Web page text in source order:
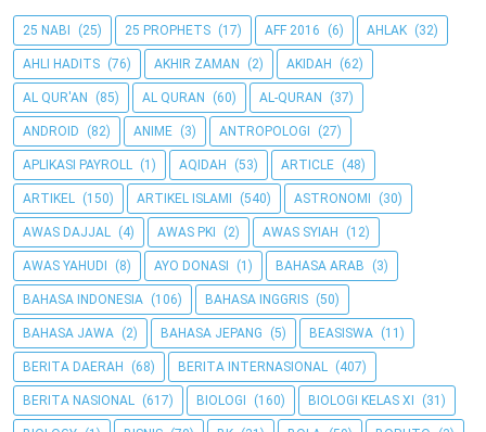
25 NABI (25) 25 PROPHETS (17) AFF 2016 (6) AHLAK (32)
AHLI HADITS (76) AKHIR ZAMAN (2) AKIDAH (62)
AL QUR'AN (85) AL QURAN (60) AL-QURAN (37)
ANDROID (82) ANIME (3) ANTROPOLOGI (27)
APLIKASI PAYROLL (1) AQIDAH (53) ARTICLE (48)
ARTIKEL (150) ARTIKEL ISLAMI (540) ASTRONOMI (30)
AWAS DAJJAL (4) AWAS PKI (2) AWAS SYIAH (12)
AWAS YAHUDI (8) AYO DONASI (1) BAHASA ARAB (3)
BAHASA INDONESIA (106) BAHASA INGGRIS (50)
BAHASA JAWA (2) BAHASA JEPANG (5) BEASISWA (11)
BERITA DAERAH (68) BERITA INTERNASIONAL (407)
BERITA NASIONAL (617) BIOLOGI (160) BIOLOGI KELAS XI (31)